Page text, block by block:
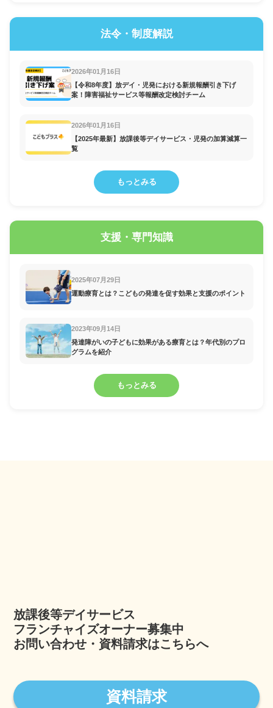
法令・制度解説
2026年01月16日
【令和8年度】放デイ・児発における新規報酬引き下げ
案！障害福祉サービス等報酬改定検討チーム
2026年01月16日
【2025年最新】放課後等デイサービス・児発の加算減算一
覧
もっとみる
支援・専門知識
2025年07月29日
運動療育とは？こどもの発達を促す効果と支援のポイント
2023年09月14日
発達障がいの子どもに効果がある療育とは？年代別のプロ
グラムを紹介
もっとみる
放課後等デイサービス
フランチャイズオーナー募集中
お問い合わせ・資料請求はこちらへ
資料請求